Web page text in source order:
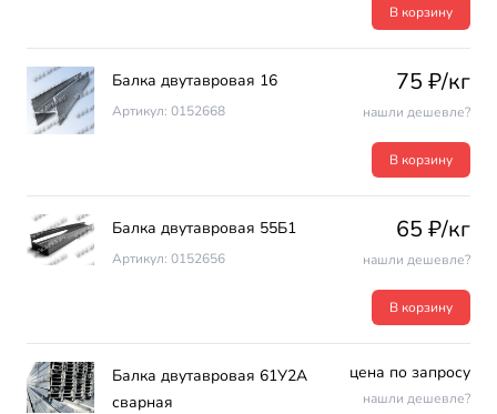
В корзину
Балка двутавровая 16
Артикул: 0152668
75 ₽/кг
нашли дешевле?
В корзину
Балка двутавровая 55Б1
Артикул: 0152656
65 ₽/кг
нашли дешевле?
В корзину
Балка двутавровая 61У2А
сварная
цена по запросу
нашли дешевле?